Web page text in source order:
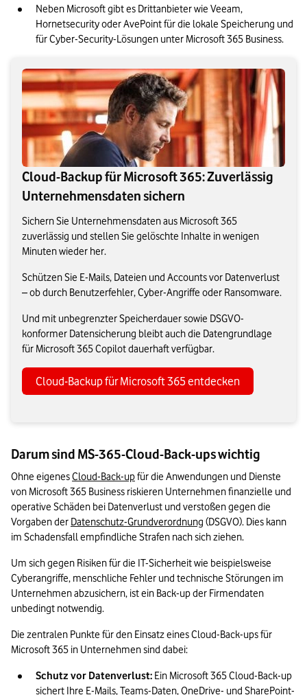
Neben Microsoft gibt es Drittanbieter wie Veeam,
Hornetsecurity oder AvePoint für die lokale Speicherung und
für Cyber-Security-Lösungen unter Microsoft 365 Business.
Cloud-Backup für Microsoft 365: Zuverlässig
Unternehmensdaten sichern
Sichern Sie Unternehmensdaten aus Microsoft 365
zuverlässig und stellen Sie gelöschte Inhalte in wenigen
Minuten wieder her.
Schützen Sie E-Mails, Dateien und Accounts vor Datenverlust
– ob durch Benutzerfehler, Cyber-Angriffe oder Ransomware.
Und mit unbegrenzter Speicherdauer sowie DSGVO-
konformer Datensicherung bleibt auch die Datengrundlage
für Microsoft 365 Copilot dauerhaft verfügbar.
Cloud-Backup für Microsoft 365 entdecken
Darum sind MS-365-Cloud-Back-ups wichtig
Ohne eigenes Cloud-Back-up für die Anwendungen und Dienste
von Microsoft 365 Business riskieren Unternehmen finanzielle und
operative Schäden bei Datenverlust und verstoßen gegen die
Vorgaben der Datenschutz-Grundverordnung (DSGVO). Dies kann
im Schadensfall empfindliche Strafen nach sich ziehen.
Um sich gegen Risiken für die IT-Sicherheit wie beispielsweise
Cyberangriffe, menschliche Fehler und technische Störungen im
Unternehmen abzusichern, ist ein Back-up der Firmendaten
unbedingt notwendig.
Die zentralen Punkte für den Einsatz eines Cloud-Back-ups für
Microsoft 365 in Unternehmen sind dabei:
Schutz vor Datenverlust: Ein Microsoft 365 Cloud-Back-up
sichert Ihre E-Mails, Teams-Daten, OneDrive- und SharePoint-